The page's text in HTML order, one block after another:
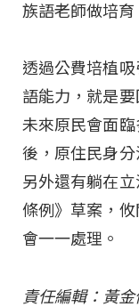
族語老師做培育
透過公費培植
語能力，就是
未來原民會面
後，原住民身分
另外還有躺在
條例》草案，
會一一處理。
責任編輯：黃金